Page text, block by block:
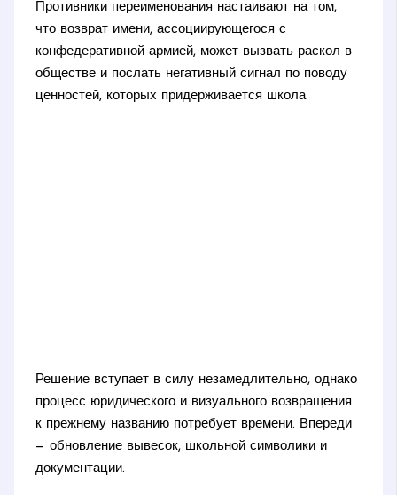
Противники переименования настаивают на том,
что возврат имени, ассоциирующегося с
конфедеративной армией, может вызвать раскол в
обществе и послать негативный сигнал по поводу
ценностей, которых придерживается школа.
Решение вступает в силу незамедлительно, однако
процесс юридического и визуального возвращения
к прежнему названию потребует времени. Впереди
— обновление вывесок, школьной символики и
документации.